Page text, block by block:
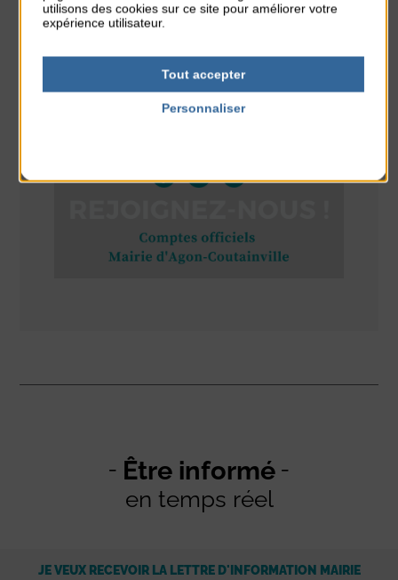
du 11 Août au 11 Août
Être informé
en temps réel
JE VEUX RECEVOIR LA LETTRE D'INFORMATION MAIRIE
utilisons des cookies sur ce site pour améliorer votre
expérience utilisateur.
Tout accepter
Personnaliser